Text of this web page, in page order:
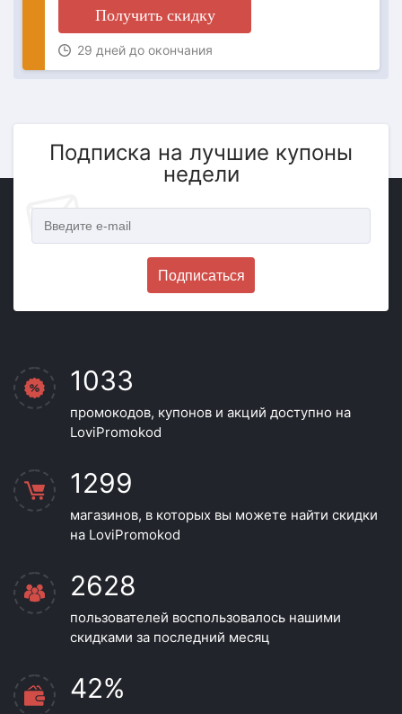
Получить скидку
29 дней до окончания
Подписка на лучшие купоны
недели
Подписаться
1033
промокодов, купонов и акций доступно на
LoviPromokod
1299
магазинов, в которых вы можете найти скидки
на LoviPromokod
2628
пользователей воспользовалось нашими
скидками за последний месяц
42%